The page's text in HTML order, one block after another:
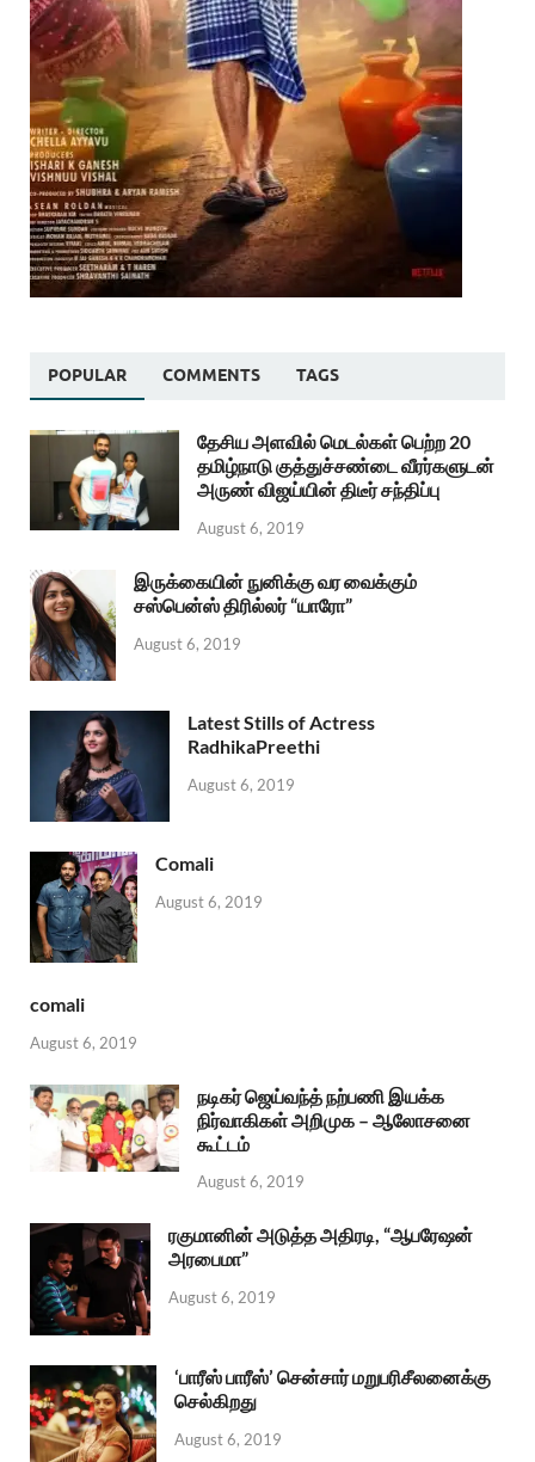
POPULAR COMMENTS TAGS
தேசிய அளவில் மெடல்கள் பெற்ற 20
தமிழ்நாடு குத்துச்சண்டை வீரர்களுடன்
அருண் விஜய்யின் திடீர் சந்திப்பு
August 6, 2019
இருக்கையின் நுனிக்கு வர வைக்கும்
சஸ்பென்ஸ் திரில்லர் “யாரோ”
August 6, 2019
Latest Stills of Actress
RadhikaPreethi
August 6, 2019
Comali
August 6, 2019
comali
August 6, 2019
நடிகர் ஜெய்வந்த் நற்பணி இயக்க
நிர்வாகிகள் அறிமுக – ஆலோசனை
கூட்டம்
August 6, 2019
ரகுமானின் அடுத்த அதிரடி, “ஆபரேஷன்
அரபைமா”
August 6, 2019
‘பாரீஸ் பாரீஸ்’ சென்சார் மறுபரிசீலனைக்கு
செல்கிறது
August 6, 2019